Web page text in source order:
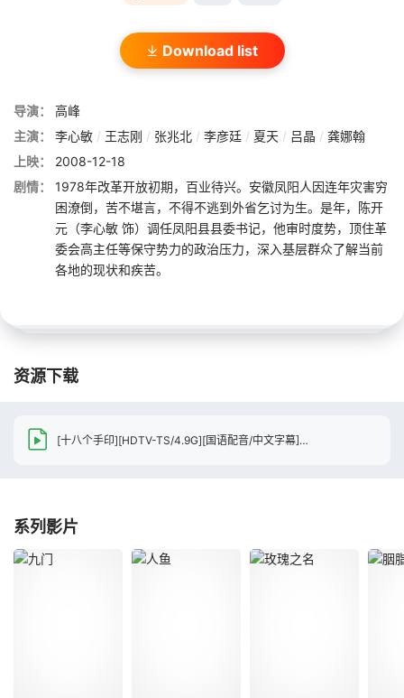
Download list
导演：
高峰
主演：
李心敏 / 王志刚 / 张兆北 / 李彦廷 / 夏天 / 吕晶 / 龚娜翰
上映：
2008-12-18
剧情：
1978年改革开放初期，百业待兴。安徽凤阳人因连年灾害穷
困潦倒，苦不堪言，不得不逃到外省乞讨为生。是年，陈开
元（李心敏 饰）调任凤阳县县委书记，他审时度势，顶住革
委会高主任等保守势力的政治压力，深入基层群众了解当前
各地的现状和疾苦。
资源下载
[十八个手印][HDTV-TS/4.9G][国语配音/中文字幕][1080P][CCTV6][7.7分精品]
系列影片